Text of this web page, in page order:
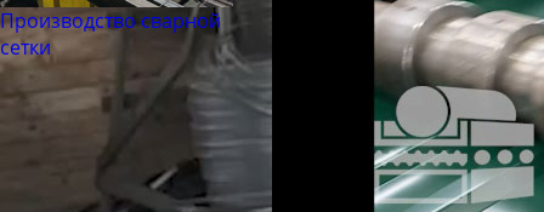
Труба бесшовная 203
Труба бесшовная 219
Труба бесшовная 245
Труба бесшовная 273
Труба бесшовная 299
Производство сварной
сетки